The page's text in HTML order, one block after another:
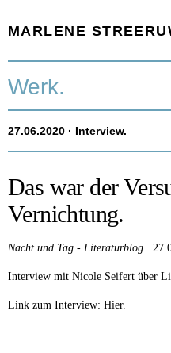
MARLENE
Timeline.
Texte.
Aktuell.
Person.
Werk.
27.06.2020 · Interview.
Das war der
Vernichtung.
Nacht und Tag - Literaturblog..
Interview mit Nicole Seifert über
Link zum Interview: Hier.